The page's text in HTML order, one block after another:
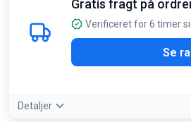
Gratis fragt på
Verificeret for 6 timer
Se
Detaljer